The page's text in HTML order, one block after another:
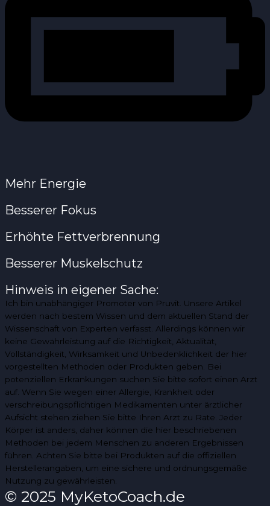
Mehr Energie
Besserer Fokus
Erhöhte Fettverbrennung
Besserer Muskelschutz
Hinweis in eigener Sache:
Ich bin unabhängiger Promoter von Pruvit. Unsere Artikel
werden nach bestem Wissen und dem aktuellen Stand der
Wissenschaft von Experten verfasst. Allerdings können wir
keine Gewährleistung auf die Richtigkeit, Aktualität,
Vollständigkeit, Wirksamkeit und Unbedenklichkeit der hier
vorgestellten Methoden oder Produkten geben. Bei
potenziellen Erkrankungen suchen Sie bitte sofort einen Arzt
auf. Wenn Sie wegen einer Allergie, Krankheit oder
verschreibungspflichtigen Medikamenten unter ärztlicher
Aufsicht stehen ziehen Sie bitte Ihren Arzt zu Rate. Jeder
Körper ist anders, daher können die hier beschriebenen
Methoden bei jedem Menschen zu anderen Ergebnissen
führen. Achten Sie bitte bei Produkten auf die offiziellen
Herstellerangaben, um eine sichere und ordnungsgemäße
Nutzung zu gewährleisten.
© 2025 MyKetoCoach.de